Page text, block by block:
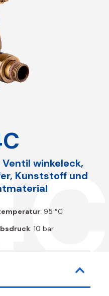
winkeleck,
Kunststoff und
: 95 °C
: 10 bar